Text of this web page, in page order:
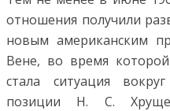
отношения получили
новым американским
Вене, во время
стала ситуация
позиции Н. С.